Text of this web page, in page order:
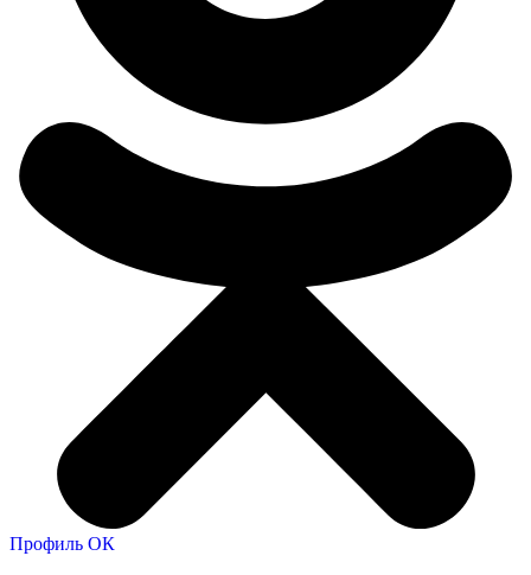
Профиль ОК